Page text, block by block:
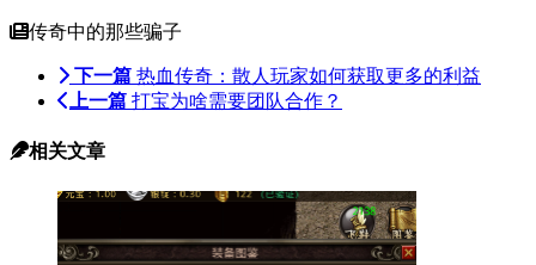
传奇中的那些骗子
下一篇 热血传奇：散人玩家如何获取更多的利益
上一篇 打宝为啥需要团队合作？
相关文章